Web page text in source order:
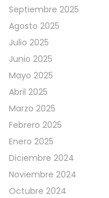
Septiembre 2025
Agosto 2025
Julio 2025
Junio 2025
Mayo 2025
Abril 2025
Marzo 2025
Febrero 2025
Enero 2025
Diciembre 2024
Noviembre 2024
Octubre 2024